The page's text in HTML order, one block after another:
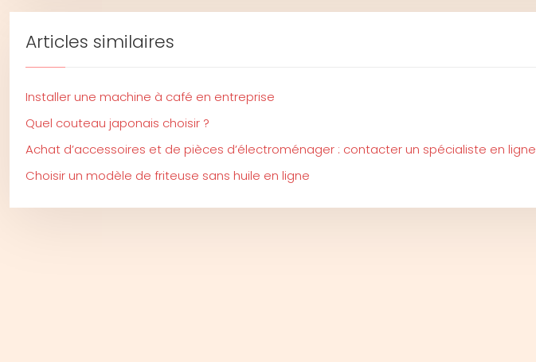
Articles similaires
Installer une machine à café en entreprise
Quel couteau japonais choisir ?
Achat d’accessoires et de pièces d’électroménager : contacter un spécialiste en ligne
Choisir un modèle de friteuse sans huile en ligne